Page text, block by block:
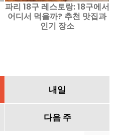
파리 18구 레스토랑: 18구에서
어디서 먹을까? 추천 맛집과
인기 장소
내일
다음 주